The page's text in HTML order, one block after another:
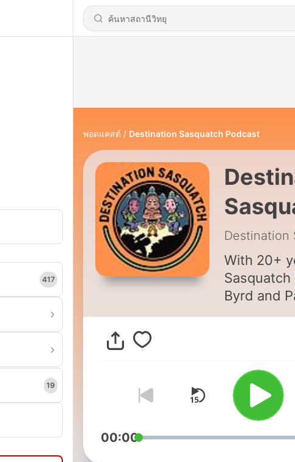
417
19
พอดแคสต์ Destination Sasquatch Podcast
Destination
With 20+
Sasquatch
Byrd and
persuade
the
team
ultimate
real? The duo discuss various
recent
with
00:00